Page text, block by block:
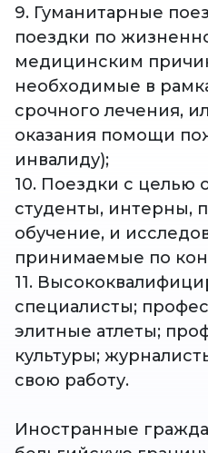
9. Гуманитарные
поездки по
медицинским
необходимые в
срочного лечения,
оказания помощи
инвалиду);
10. Поездки с целью
студенты, интерны,
обучение, и
принимаемые по
11.
специалисты;
элитные атлеты;
культуры;
свою работу.
Иностранные